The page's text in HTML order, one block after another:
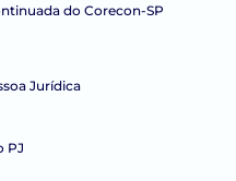
do Corecon-SP
Jurídica
PJ